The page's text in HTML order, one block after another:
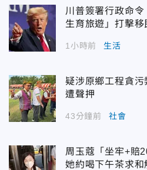
川普簽署行政命
生育旅遊」打擊移
1小時前 生活
疑涉原鄉工程貪
遭聲押
43分鐘前 社會
周玉蔻「坐牢+賠
她約喝下午茶求和